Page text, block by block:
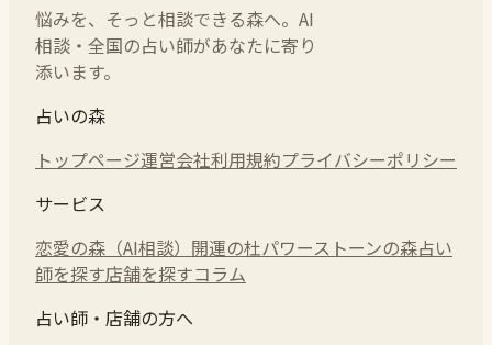
悩みを、そっと相談できる森へ。AI
相談・全国の占い師があなたに寄り
添います。
占いの森
トップページ運営会社利用規約プライバシーポリシー
サービス
恋愛の森（AI相談） 開運の杜パワーストーンの森占い
師を探す店舗を探すコラム
占い師・店舗の方へ